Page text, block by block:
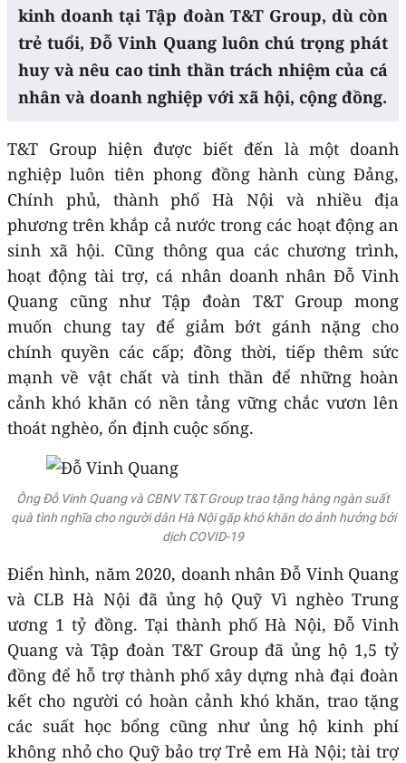
kinh doanh tại Tập đoàn T&T Group, dù còn
trẻ tuổi, Đỗ Vinh Quang luôn chú trọng phát
huy và nêu cao tinh thần trách nhiệm của cá
nhân và doanh nghiệp với xã hội, cộng đồng.
T&T Group hiện được biết đến là một doanh
nghiệp luôn tiên phong đồng hành cùng Đảng,
Chính phủ, thành phố Hà Nội và nhiều địa
phương trên khắp cả nước trong các hoạt động an
sinh xã hội. Cũng thông qua các chương trình,
hoạt động tài trợ, cá nhân doanh nhân Đỗ Vinh
Quang cũng như Tập đoàn T&T Group mong
muốn chung tay để giảm bớt gánh nặng cho
chính quyền các cấp; đồng thời, tiếp thêm sức
mạnh về vật chất và tinh thần để những hoàn
cảnh khó khăn có nền tảng vững chắc vươn lên
thoát nghèo, ổn định cuộc sống.
Ông Đỗ Vinh Quang và CBNV T&T Group trao tặng hàng ngàn suất
quà tình nghĩa cho người dân Hà Nội gặp khó khăn do ảnh hưởng bởi
dịch COVID-19
Điển hình, năm 2020, doanh nhân Đỗ Vinh Quang
và CLB Hà Nội đã ủng hộ Quỹ Vì nghèo Trung
ương 1 tỷ đồng. Tại thành phố Hà Nội, Đỗ Vinh
Quang và Tập đoàn T&T Group đã ủng hộ 1,5 tỷ
đồng để hỗ trợ thành phố xây dựng nhà đại đoàn
kết cho người có hoàn cảnh khó khăn, trao tặng
các suất học bổng cũng như ủng hộ kinh phí
không nhỏ cho Quỹ bảo trợ Trẻ em Hà Nội; tài trợ